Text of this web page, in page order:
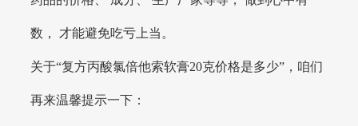
数， 才能避免吃亏上当。
关于“复方丙酸氯倍他索软膏20克价格是多少”，咱们
再来温馨提示一下：